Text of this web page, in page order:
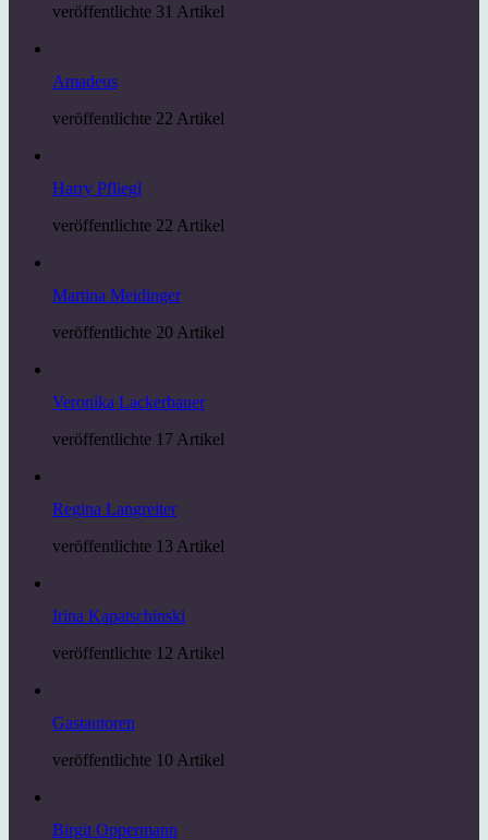
veröffentlichte 31 Artikel
Amadeus
veröffentlichte 22 Artikel
Harry Pfliegl
veröffentlichte 22 Artikel
Martina Meidinger
veröffentlichte 20 Artikel
Veronika Lackerbauer
veröffentlichte 17 Artikel
Regina Langreiter
veröffentlichte 13 Artikel
Irina Kapatschinski
veröffentlichte 12 Artikel
Gastautoren
veröffentlichte 10 Artikel
Birgit Oppermann